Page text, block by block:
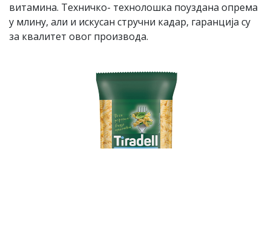
витамина. Техничко- технолошка поуздана опрема
у млину, али и искусан стручни кадар, гаранција су
за квалитет овог производа.